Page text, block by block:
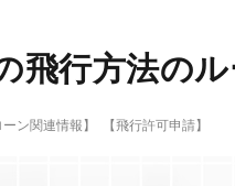
飛行方法の
ーン関連情報】 【飛行許可申請】